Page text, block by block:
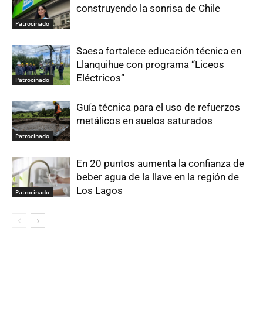
Patrocinado
construyendo la sonrisa de Chile
Patrocinado
Saesa fortalece educación técnica en
Llanquihue con programa “Liceos
Eléctricos”
Patrocinado
Guía técnica para el uso de refuerzos
metálicos en suelos saturados
Patrocinado
En 20 puntos aumenta la confianza de
beber agua de la llave en la región de
Los Lagos